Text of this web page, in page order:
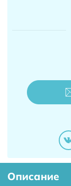
Описание